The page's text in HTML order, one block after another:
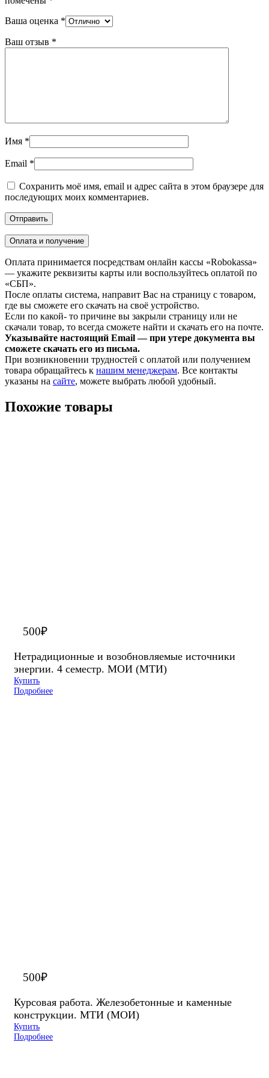
Ваша оценка *
Ваш отзыв *
Имя *
Email *
Сохранить моё имя, email и адрес сайта в этом браузере для
последующих моих комментариев.
Оплата и получение
Оплата принимается посредствам онлайн кассы «Robokassa»
— укажите реквизиты карты или воспользуйтесь оплатой по
«СБП».
После оплаты система, направит Вас на страницу с товаром,
где вы сможете его скачать на своё устройство.
Если по какой- то причине вы закрыли страницу или не
скачали товар, то всегда сможете найти и скачать его на почте.
Указывайте настоящий Email — при утере документа вы
сможете скачать его из письма.
При возникновении трудностей с оплатой или получением
товара обращайтесь к нашим менеджерам. Все контакты
указаны на сайте, можете выбрать любой удобный.
Похожие товары
500₽
Нетрадиционные и возобновляемые источники
энергии. 4 семестр. МОИ (МТИ)
Купить
Подробнее
500₽
Курсовая работа. Железобетонные и каменные
конструкции. МТИ (МОИ)
Купить
Подробнее